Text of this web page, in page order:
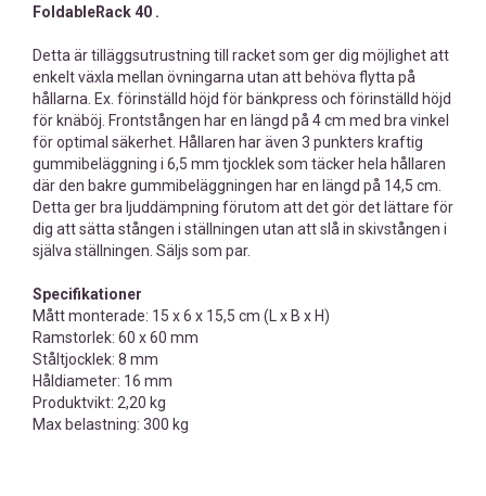
FoldableRack 40 .
Detta är tilläggsutrustning till racket som ger dig möjlighet att
enkelt växla mellan övningarna utan att behöva flytta på
hållarna. Ex. förinställd höjd för bänkpress och förinställd höjd
för knäböj. Frontstången har en längd på 4 cm med bra vinkel
för optimal säkerhet. Hållaren har även 3 punkters kraftig
gummibeläggning i 6,5 mm tjocklek som täcker hela hållaren
där den bakre gummibeläggningen har en längd på 14,5 cm.
Detta ger bra ljuddämpning förutom att det gör det lättare för
dig att sätta stången i ställningen utan att slå in skivstången i
själva ställningen. Säljs som par.
Specifikationer
Mått monterade: 15 x 6 x 15,5 cm (L x B x H)
Ramstorlek: 60 x 60 mm
Ståltjocklek: 8 mm
Håldiameter: 16 mm
Produktvikt: 2,20 kg
Max belastning: 300 kg